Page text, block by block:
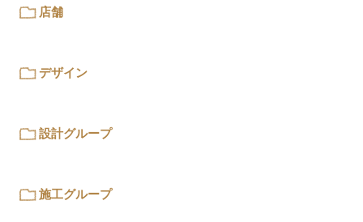
店舗
デザイン
設計グループ
施工グループ